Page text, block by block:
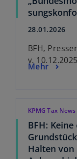
28.01.2026
BFH,
v. 10.12.2025
Mehr
KPMG Tax
BFH:
Halten